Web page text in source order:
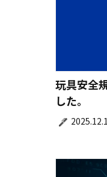
玩具安全
した。